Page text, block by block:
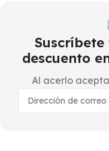
Suscríbete
descuento
Al acerlo